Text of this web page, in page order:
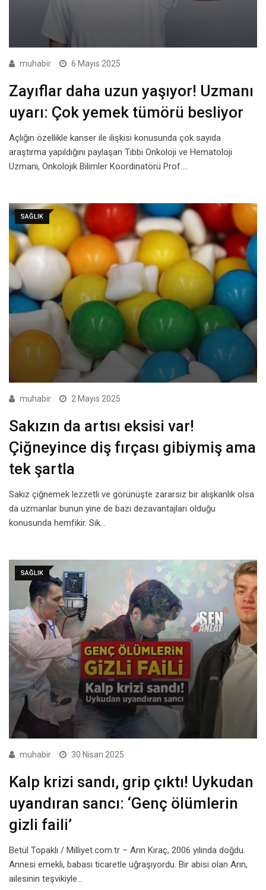
muhabir 6 Mayıs 2025
Zayıflar daha uzun yaşıyor! Uzmanı
uyarı: Çok yemek tümörü besliyor
Açlığın özellikle kanser ile ilişkisi konusunda çok sayıda
araştırma yapıldığını paylaşan Tıbbi Onkoloji ve Hematoloji
Uzmanı, Onkolojik Bilimler Koordinatörü Prof.…
SAĞLIK
muhabir 2 Mayıs 2025
Sakızın da artısı eksisi var!
Çiğneyince diş fırçası gibiymiş ama
tek şartla
Sakız çiğnemek lezzetli ve görünüşte zararsız bir alışkanlık olsa
da uzmanlar bunun yine de bazı dezavantajları olduğu
konusunda hemfikir. Sık…
SAĞLIK
muhabir 30 Nisan 2025
Kalp krizi sandı, grip çıktı! Uykudan
uyandıran sancı: ‘Genç ölümlerin
gizli faili’
Betül Topaklı / Milliyet.com.tr – Arın Kıraç, 2006 yılında doğdu.
Annesi emekli, babası ticaretle uğraşıyordu. Bir abisi olan Arın,
ailesinin teşvikiyle…